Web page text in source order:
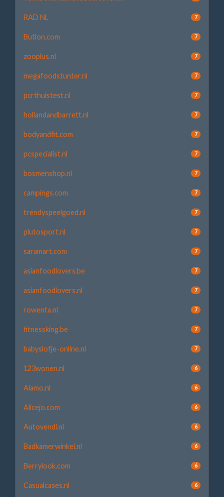
RAD NL 7
Butlon.com 7
zooplus.nl 7
megafoodstunter.nl 7
pcrthuistest.nl 7
hollandandbarrett.nl 7
bodyandfit.com 7
pcspecialist.nl 7
bosmenshop.nl 7
campings.com 7
trendyspeelgoed.nl 7
plutosport.nl 7
saramart.com 7
asianfoodlovers.be 7
asianfoodlovers.nl 7
rowenta.nl 7
fitnessking.be 7
babyslofje-online.nl 7
123wonen.nl 6
Alamo.nl 6
Alicejo.com 6
Autovendi.nl 6
Badkamerwinkel.nl 6
Berrylook.com 6
Casualcases.nl 6